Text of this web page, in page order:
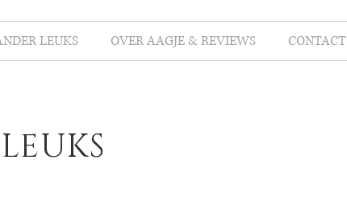
LEUKS OVER AAGJE & REVIEWS CONTACT